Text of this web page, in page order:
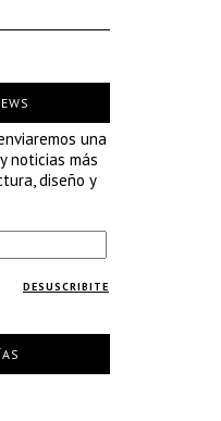
una
noticias más
diseño y
DESUSCRIBITE